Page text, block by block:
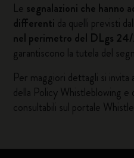
Le segnalazioni che hanno
differenti da quelli previsti
nel perimetro del DLgs
garantiscono la tutela del
Per maggiori dettagli si
della Policy Whistleblowing e
consultabili sul portale